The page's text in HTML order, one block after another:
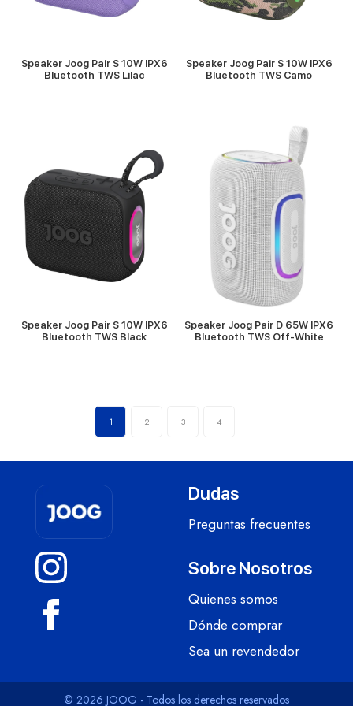
Speaker Joog Pair S 10W IPX6
Bluetooth TWS Lilac
Speaker Joog Pair S 10W IPX6
Bluetooth TWS Camo
VER MÁS
Speaker Joog Pair S 10W IPX6
Bluetooth TWS Black
VER MÁS
Speaker Joog Pair D 65W IPX6
Bluetooth TWS Off-White
1 2 3 4
Dudas
Preguntas frecuentes
Sobre Nosotros
Quienes somos
Dónde comprar
Sea un revendedor
© 2026 JOOG - Todos los derechos reservados